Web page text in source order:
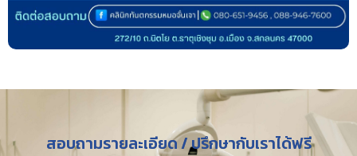
สอบถามรายละเอียด / ปรึกษากับเราได้ฟรี